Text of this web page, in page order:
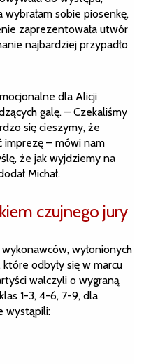
sobie piosenkę,
zaprezentowała utwór
najbardziej przypadło
dla Alicji
galę. – Czekaliśmy
się cieszymy, że
imprezę – mówi nam
że jak wyjdziemy na
Michał.
czujnego jury
wyłonionych
odbyły się w marcu
walczyli o wygraną
1-3, 4-6, 7-9, dla
wystąpili: